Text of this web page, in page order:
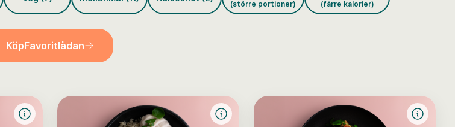
(större portioner) (färre kalorier)
KöpFavoritlådan